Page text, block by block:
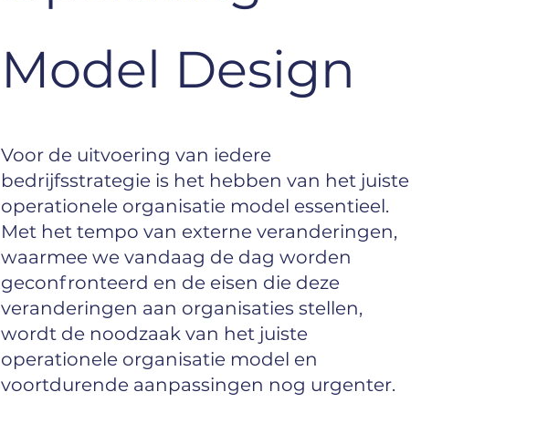
Model Design
Voor de uitvoering van iedere
bedrijfsstrategie is het hebben van het juiste
operationele organisatie model essentieel.
Met het tempo van externe veranderingen,
waarmee we vandaag de dag worden
geconfronteerd en de eisen die deze
veranderingen aan organisaties stellen,
wordt de noodzaak van het juiste
operationele organisatie model en
voortdurende aanpassingen nog urgenter.